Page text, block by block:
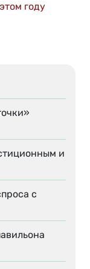
и
с
году